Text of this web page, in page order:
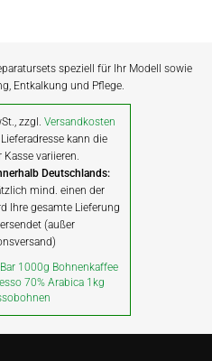
speziell für Ihr Modell sowie
Entkalkung und Pflege.
zzgl.Versandkosten
kann die
Kasse variieren.
Deutschlands:
mind. einen der
Ihre gesamte Lieferung
(außer
1000g Bohnenkaffee
70% Arabica 1kg